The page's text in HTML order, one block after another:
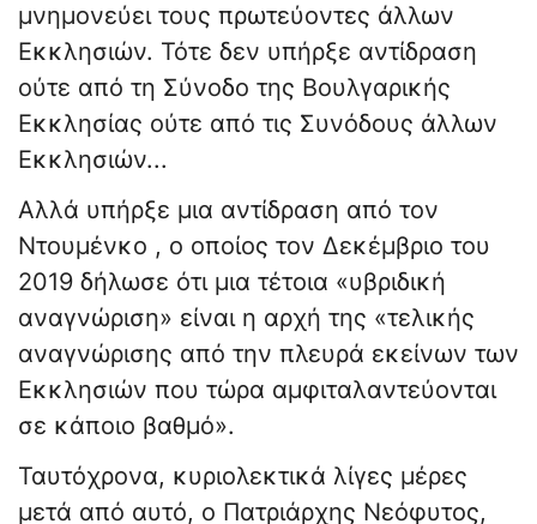
μνημονεύει τους πρωτεύοντες άλλων
Εκκλησιών. Τότε δεν υπήρξε αντίδραση
ούτε από τη Σύνοδο της Βουλγαρικής
Εκκλησίας ούτε από τις Συνόδους άλλων
Εκκλησιών...
Αλλά υπήρξε μια αντίδραση από τον
Ντουμένκο , ο οποίος τον Δεκέμβριο του
2019 δήλωσε ότι μια τέτοια «υβριδική
αναγνώριση» είναι η αρχή της «τελικής
αναγνώρισης από την πλευρά εκείνων των
Εκκλησιών που τώρα αμφιταλαντεύονται
σε κάποιο βαθμό».
Ταυτόχρονα, κυριολεκτικά λίγες μέρες
μετά από αυτό, ο Πατριάρχης Νεόφυτος,